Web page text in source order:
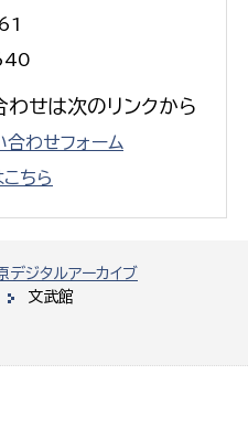
デジタルアーカイブ
文武館
せは次のリンクから
わせフォーム
ちら